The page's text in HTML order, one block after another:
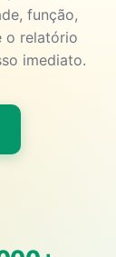
função,
o relatório
imediato.